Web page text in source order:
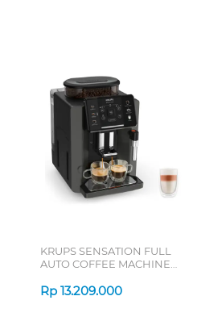
KRUPS SENSATION FULL
AUTO COFFEE MACHINE
Rp 13.209.000